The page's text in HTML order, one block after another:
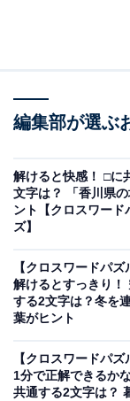
編集部が選ぶ
解けると快感！ □に
文字は？ 「香川県
ント【クロスワード
ズ】
【クロスワードパズ
解けるとすっきり！
する2文字は？冬を
葉がヒント
【クロスワードパズ
1分で正解できるか
共通する2文字は？